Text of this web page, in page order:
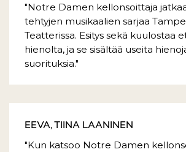
"Notre Damen kellonsoittaja
tehtyjen musikaalien sarjaa
Teatterissa. Esitys sekä kuulostaa
hienolta, ja se sisältää useita
suorituksia."
EEVA, TIINA LAANINEN
"Kun katsoo Notre Damen